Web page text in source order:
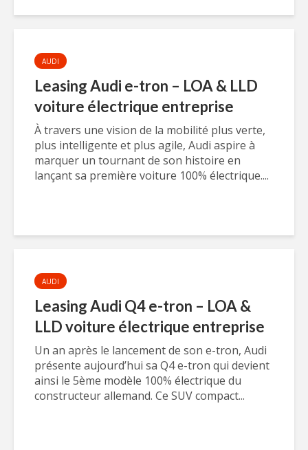
AUDI
Leasing Audi e-tron – LOA & LLD
voiture électrique entreprise
À travers une vision de la mobilité plus verte,
plus intelligente et plus agile, Audi aspire à
marquer un tournant de son histoire en
lançant sa première voiture 100% électrique....
AUDI
Leasing Audi Q4 e-tron – LOA &
LLD voiture électrique entreprise
Un an après le lancement de son e-tron, Audi
présente aujourd’hui sa Q4 e-tron qui devient
ainsi le 5ème modèle 100% électrique du
constructeur allemand. Ce SUV compact...